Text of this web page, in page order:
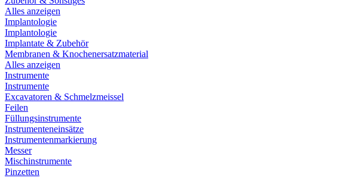
Alles anzeigen
Implantologie
Implantologie
Implantate & Zubehör
Membranen & Knochenersatzmaterial
Alles anzeigen
Instrumente
Instrumente
Excavatoren & Schmelzmeissel
Feilen
Füllungsinstrumente
Instrumenteneinsätze
Instrumentenmarkierung
Messer
Mischinstrumente
Pinzetten